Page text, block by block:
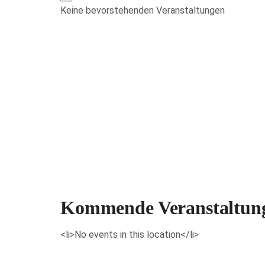
Keine bevorstehenden Veranstaltungen
Kommende
<li>No events in this location</li>